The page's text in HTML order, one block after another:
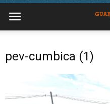
pev-cumbica (1)